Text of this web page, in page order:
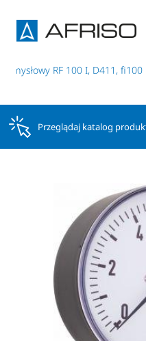
RF 100 I, D411,
Przeglądaj katalog